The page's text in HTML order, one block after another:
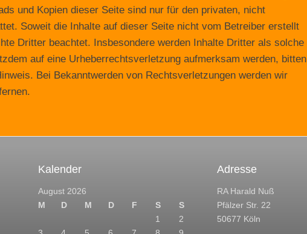
und Kopien dieser Seite sind nur für den privaten, nicht
Soweit die Inhalte auf dieser Seite nicht vom Betreiber erstellt
Dritter beachtet. Insbesondere werden Inhalte Dritter als solche
auf eine Urheberrechtsverletzung aufmerksam werden, bitten
Bei Bekanntwerden von Rechtsverletzungen werden wir
Kalender
August 2026
M
D M D F S
S
1
2
Adresse
RA Harald Nuß
Pfälzer Str. 22
50677 Köln